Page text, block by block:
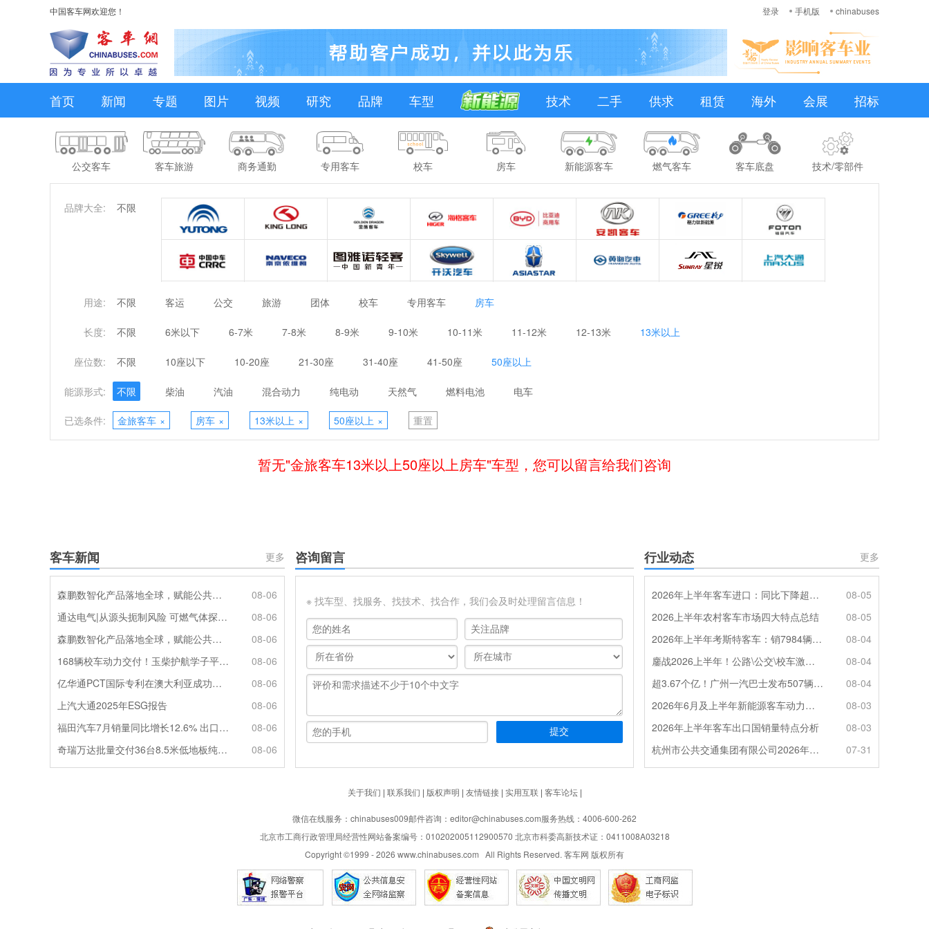
中国客车网欢迎您！ 登录 手机版 chinabuses
首页 新闻 专题 图片 视频 研究 品牌 车型 技术 二手 供求 租赁 海外 会展 招标
公交客车 客车旅游 商务通勤 专用客车 校车 房车 新能源客车 燃气客车 客车底盘 技术/零部件
品牌大全: 不限
用途: 不限 客运 公交 旅游 团体 校车 专用客车 房车
长度: 不限 6米以下 6-7米 7-8米 8-9米 9-10米 10-11米 11-12米 12-13米 13米以上
座位数: 不限 10座以下 10-20座 21-30座 31-40座 41-50座 50座以上
能源形式: 不限 柴油 汽油 混合动力 纯电动 天然气 燃料电池 电车
已选条件: 金旅客车 × 房车 × 13米以上 × 50座以上 × 重置
暂无"金旅客车13米以上50座以上房车"车型，您可以留言给我们咨询
客车新闻 更多
森鹏数智化产品落地全球，赋能公共交通新升级
08-06
通达电气|从源头扼制风险 可燃气体探测系统灵敏感知商用车燃气泄漏
08-06
森鹏数智化产品落地全球，赋能公共交通新升级
08-06
168辆校车动力交付！玉柴护航学子平安出行
08-06
亿华通PCT国际专利在澳大利亚成功授权
08-06
上汽大通2025年ESG报告
08-06
福田汽车7月销量同比增长12.6% 出口劲增90.7%
08-06
奇瑞万达批量交付36台8.5米低地板纯电公交
08-06
咨询留言
※ 找车型、找服务、找技术、找合作，我们会及时处理留言信息！
行业动态 更多
2026年上半年客车进口：同比下降超4成，轻客主体地位凸显
08-05
2026上半年农村客车市场四大特点总结
08-05
2026年上半年考斯特客车：销7984辆 6米领涨领跑 电动化提速
08-04
鏖战2026上半年！公路\公交\校车激烈角逐，谁问鼎赛道赢家?
08-04
超3.67个亿！广州一汽巴士发布507辆纯电动城市客车采购中标公告
08-04
2026年6月及上半年新能源客车动力电池装机量特点分析
08-03
2026年上半年客车出口国销量特点分析
08-03
杭州市公共交通集团有限公司2026年100辆纯电动城市客车采购招标公告
07-31
关于我们 | 联系我们 | 版权声明 | 友情链接| 实用互联| 客车论坛|
微信在线服务：chinabuses009邮件咨询：editor@chinabuses.com服务热线：4006-600-262
北京市工商行政管理局经营性网站备案编号：010202005112900570 北京市科委高新技术证：0411008A03218
Copyright ©1999 -2026 www.chinabuses.com All Rights Reserved. 客车网 版权所有